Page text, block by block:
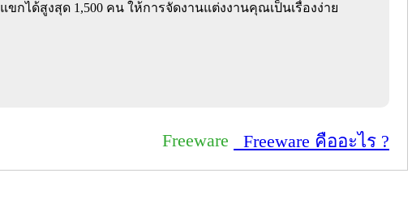
แขกได้สูงสุด 1,500 คน ให้การจัดงานแต่งงานคุณเป็นเรื่องง่าย
Freeware Freeware คืออะไร ?